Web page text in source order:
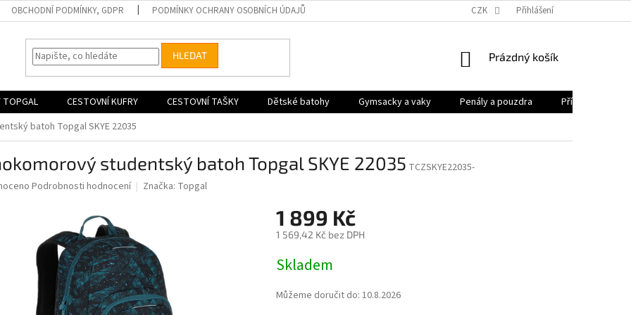
OBCHODNÍ PODMÍNKY, GDPR PODMÍNKY OCHRANY OSOBNÍCH ÚDAJŮ CZK Přihlášení
HLEDAT
NÁKUPNÍ
Prázdný košík
TOPGAL CESTOVNÍ KUFRY CESTOVNÍ TAŠKY Dětské batohy Gymsacky a vaky Penály a pouzdra
Příslušenství
batoh Topgal SKYE 22035
studentský batoh Topgal SKYE 22035 TCZSKYE22035-
Podrobnosti hodnocení Značka: Topgal
1 899 Kč
1 569,42 Kč bez DPH
cena:
Skladem
Můžeme doručit do: 10.8.2026